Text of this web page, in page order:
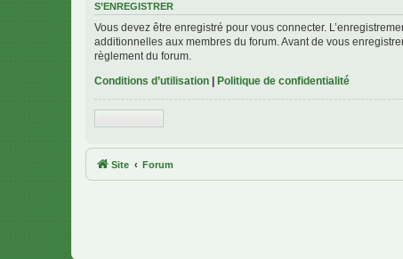
S’ENREGISTRER
Vous devez être enregistré pour vous connecter.
additionnelles aux membres du forum. Avant de vous
règlement du forum.
Conditions d’utilisation | Politique de confidentialité
Site Forum